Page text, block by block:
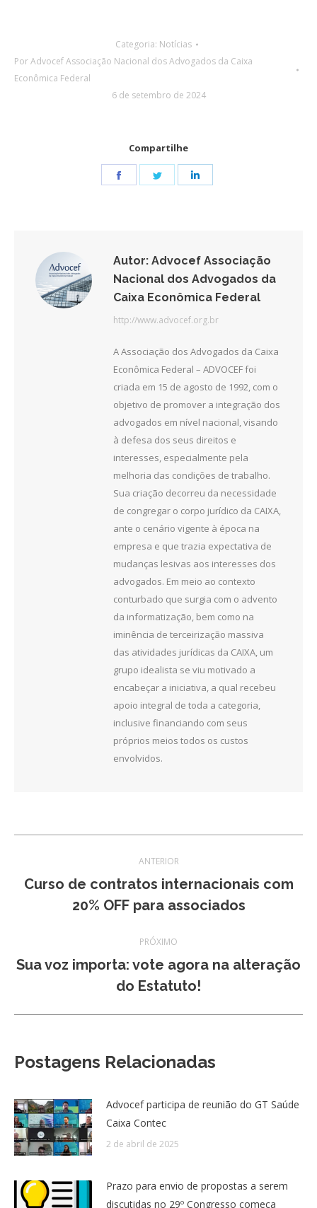
Categoria: Notícias
PorAdvocef Associação Nacional dos Advogados da Caixa
Econômica Federal
6 de setembro de 2024
Compartilhe
Share
Share
Autor: Advocef Associação
Nacional dos Advogados da
Caixa Econômica Federal
http://www.advocef.org.br
A Associação dos Advogados da Caixa
Econômica Federal – ADVOCEF foi
criada em 15 de agosto de 1992, com o
objetivo de promover a integração dos
advogados em nível nacional, visando
à defesa dos seus direitos e
interesses, especialmente pela
melhoria das condições de trabalho.
Sua criação decorreu da necessidade
de congregar o corpo jurídico da CAIXA,
ante o cenário vigente à época na
empresa e que trazia expectativa de
mudanças lesivas aos interesses dos
advogados. Em meio ao contexto
conturbado que surgia com o advento
da informatização, bem como na
iminência de terceirização massiva
das atividades jurídicas da CAIXA, um
grupo idealista se viu motivado a
encabeçar a iniciativa, a qual recebeu
apoio integral de toda a categoria,
inclusive financiando com seus
próprios meios todos os custos
envolvidos.
de
ANTERIOR
Post
anterior:
Curso de contratos internacionais com
20% OFF para associados
PRÓXIMO
Próximo
post:
Sua voz importa: vote agora na alteração
do Estatuto!
Postagens Relacionadas
Advocef participa de reunião do GT Saúde
Caixa Contec
2 de abril de 2025
Prazo para envio de propostas a serem
discutidas no 29º Congresso começa